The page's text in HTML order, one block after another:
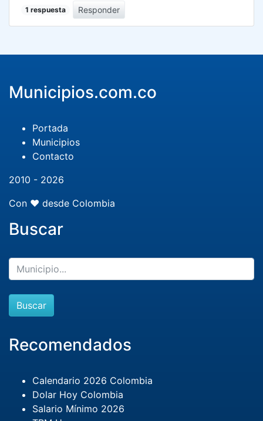
1 respuesta Responder
Municipios.com.co
Portada
Municipios
Contacto
2010 - 2026
Con ❤️ desde Colombia
Buscar
Buscar
Recomendados
Calendario 2026 Colombia
Dolar Hoy Colombia
Salario Mínimo 2026